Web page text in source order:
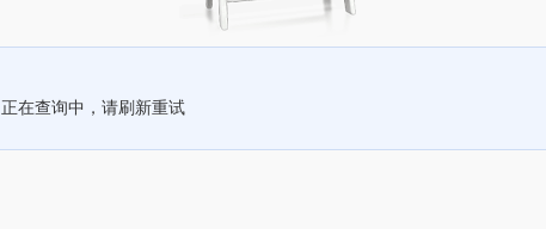
正在查询中，请刷新重试